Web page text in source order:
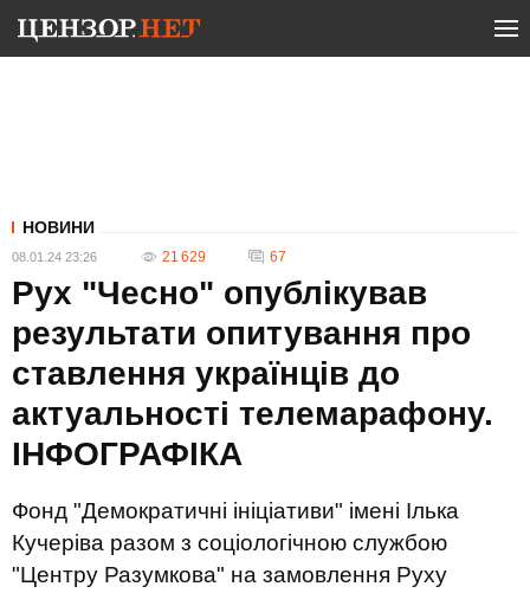
НОВИНИ
08.01.24 23:26 21 629 67
Рух "Чесно" опублікував
результати опитування про
ставлення українців до
актуальності телемарафону.
ІНФОГРАФІКА
Фонд "Демократичні ініціативи" імені Ілька
Кучеріва разом з соціологічною службою
"Центру Разумкова" на замовлення Руху